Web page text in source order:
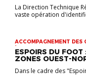
La Direction Technique
vaste opération
ACCOMPAGNEMENT DES
| VIE DES CLUBS
ESPOIRS DU FOOT
ZONES OUEST-
Dans le cadre des